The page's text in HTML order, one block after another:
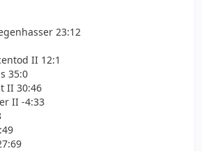
23:12
II 12:1
35:0
II 30:46
II -4:33